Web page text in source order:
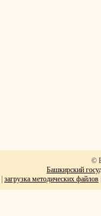
©
Башкирский
загрузка методических файлов